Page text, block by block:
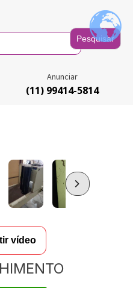
Anunciar
(11) 99414-5814
vídeo